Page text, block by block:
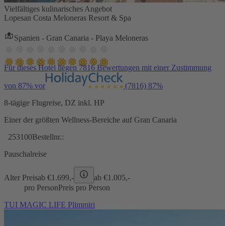
Vielfältiges kulinarisches Angebot
Lopesan Costa Meloneras Resort & Spa
Spanien - Gran Canaria - Playa Meloneras
Für dieses Hotel liegen 7816 Bewertungen mit einer Zustimmung
von 87% vor (7816) 87%
8-tägige Flugreise, DZ inkl. HP
Einer der größten Wellness-Bereiche auf Gran Canaria
253100Bestellnr.:
Pauschalreise
Alter Preisab €1.699,- ab €1.005,-
pro PersonPreis pro Person
TUI MAGIC LIFE Plimmiri